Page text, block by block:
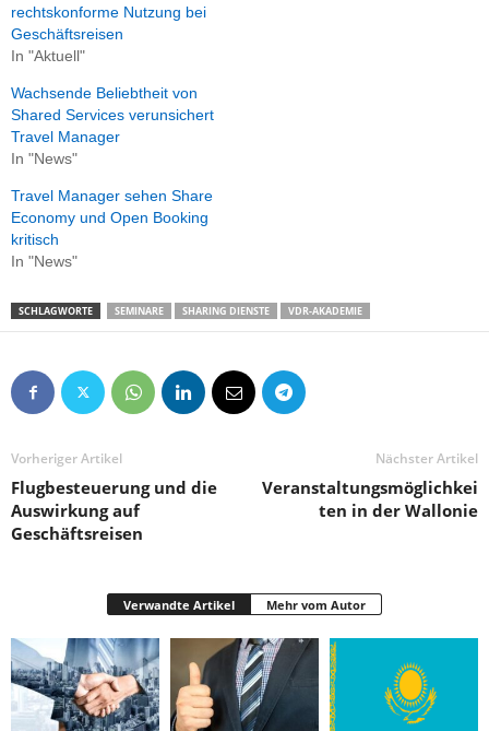
rechtskonforme Nutzung bei
Geschäftsreisen
In "Aktuell"
Wachsende Beliebtheit von
Shared Services verunsichert
Travel Manager
In "News"
Travel Manager sehen Share
Economy und Open Booking
kritisch
In "News"
SCHLAGWORTE SEMINARE SHARING DIENSTE VDR-AKADEMIE
Vorheriger Artikel
Flugbesteuerung und die
Auswirkung auf
Geschäftsreisen
Nächster Artikel
Veranstaltungsmöglichkei
ten in der Wallonie
Verwandte Artikel Mehr vom Autor